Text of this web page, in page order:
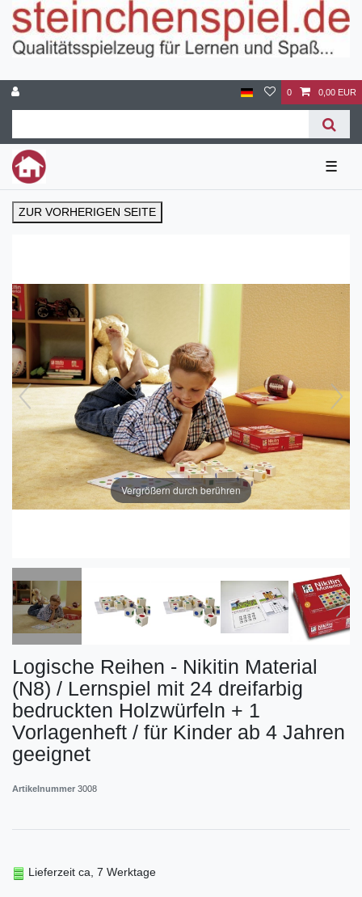
0 0,00 EUR
☰
ZUR VORHERIGEN SEITE
Vergrößern durch berühren
Logische Reihen - Nikitin Material
(N8) / Lernspiel mit 24 dreifarbig
bedruckten Holzwürfeln + 1
Vorlagenheft / für Kinder ab 4 Jahren
geeignet
Artikelnummer 3008
Lieferzeit ca, 7 Werktage